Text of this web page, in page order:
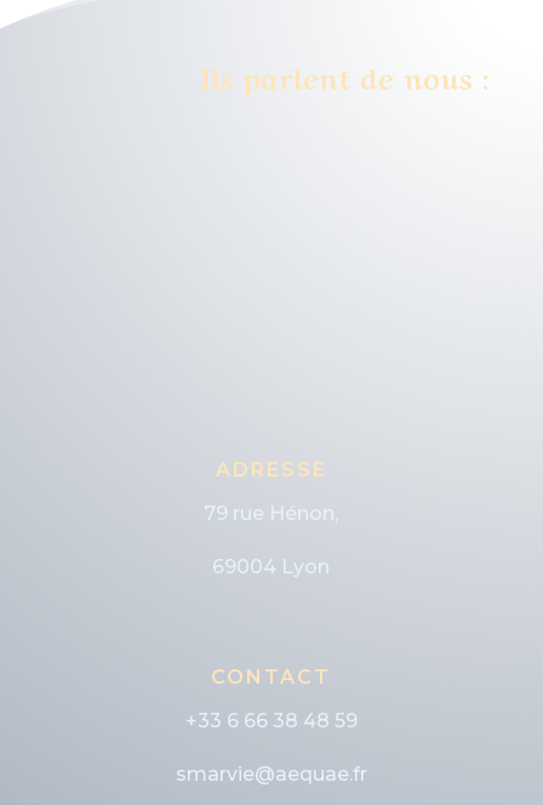
Ils parlent de nous :
ADRESSE
79 rue Hénon,
69004 Lyon
CONTACT
+33 6 66 38 48 59
smarvie@aequae.fr